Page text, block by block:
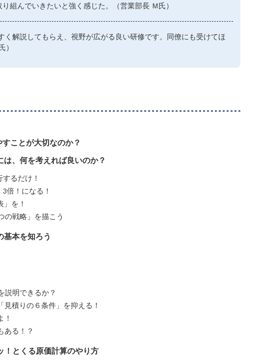
組んでいきたいと強く感じた。（営業部長 M氏）
く解説してもらえ、視野が広がる良い研修です。同僚にも受けてほ
ことが大切なのか？
、何を考えれば良いのか？
するだけ！
3倍！になる！
」を！
の戦略」を描こう
基本を知ろう
説明できるか？
見積りの６条件」を抑える！
！
ある！？
！とくる原価計算のやり方